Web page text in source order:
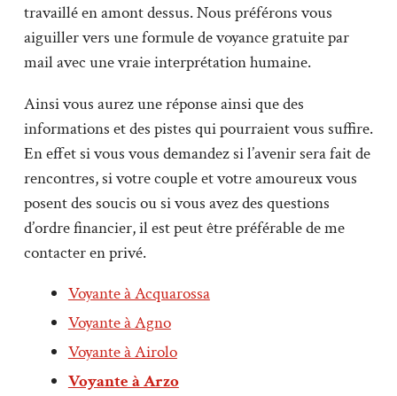
travaillé en amont dessus. Nous préférons vous
aiguiller vers une formule de voyance gratuite par
mail avec une vraie interprétation humaine.
Ainsi vous aurez une réponse ainsi que des
informations et des pistes qui pourraient vous suffire.
En effet si vous vous demandez si l’avenir sera fait de
rencontres, si votre couple et votre amoureux vous
posent des soucis ou si vous avez des questions
d’ordre financier, il est peut être préférable de me
contacter en privé.
Voyante à Acquarossa
Voyante à Agno
Voyante à Airolo
Voyante à Arzo